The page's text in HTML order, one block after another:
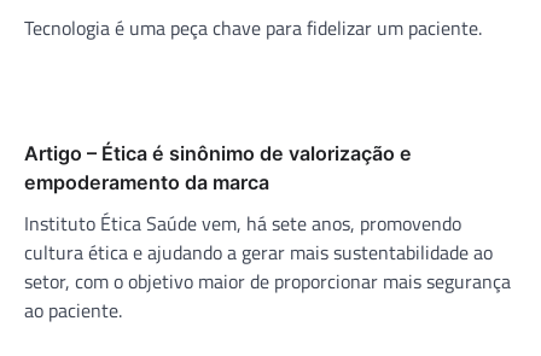
Tecnologia é uma peça chave para fidelizar um paciente.
Artigo – Ética é sinônimo de valorização e
empoderamento da marca
Instituto Ética Saúde vem, há sete anos, promovendo
cultura ética e ajudando a gerar mais sustentabilidade ao
setor, com o objetivo maior de proporcionar mais segurança
ao paciente.